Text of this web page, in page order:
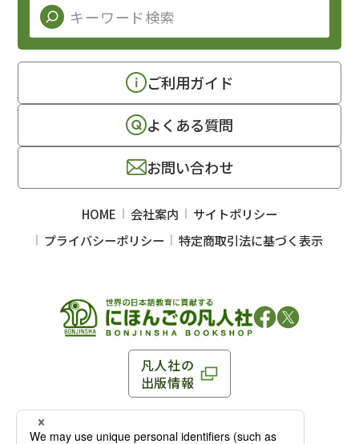
凡人社の
出版情報
〒102-0093 東京都千代田区平河町 1-3-13 8F
ご利用ガイド
よくある質問
お問い合わせ
HOME 会社案内
サイトポリシー
プライバシーポリシー
特定商取引法に基づく表示